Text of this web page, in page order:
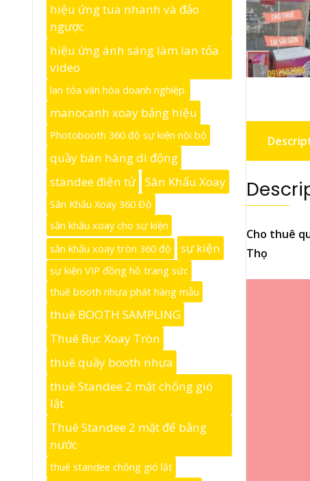
Cho thuê
Thọ
hiệu ứng tua nhanh và đảo
ngược
hiệu ứng ánh sáng làm lan tỏa
video
lan tỏa văn hóa doanh nghiệp.
manocanh xoay bảng hiệu
Photobooth 360 độ sự kiện nội bộ
quầy bán hàng di động
standee điện tử
Sân Khấu Xoay
Sân Khấu Xoay 360 Độ
sân khấu xoay cho sự kiện
sân khấu xoay tròn 360 độ
sự kiện
sự kiện VIP đồng hồ trang sức
thuê booth nhựa phát hàng mẫu
thuê BOOTH SAMPLING
Thuê Bục Xoay Tròn
thuê quầy booth nhựa
thuê Standee 2 mặt chống gió
lật
Thuê Standee 2 mặt đế bằng
nước
thuê standee chống gió lật